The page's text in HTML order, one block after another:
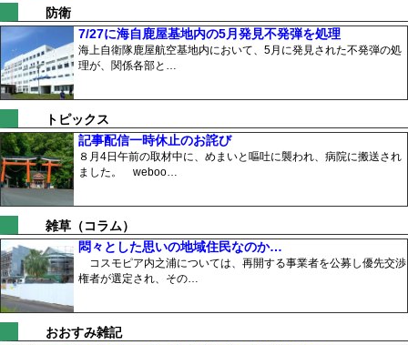
防衛
7/27に海自鹿屋基地内の5月発見不発弾を処理
海上自衛隊鹿屋航空基地内において、5月に発見された不発弾の処
理が、関係各部と…
トピックス
記事配信一時休止のお詫び
８月4日午前の取材中に、めまいと嘔吐に襲われ、病院に搬送され
ました。 weboo…
雑草（コラム）
悶々とした思いの地域住民なのか…
コスモピア内之浦については、再開する事業者を公募し優先交渉
権者が選定され、その…
おおすみ雑記